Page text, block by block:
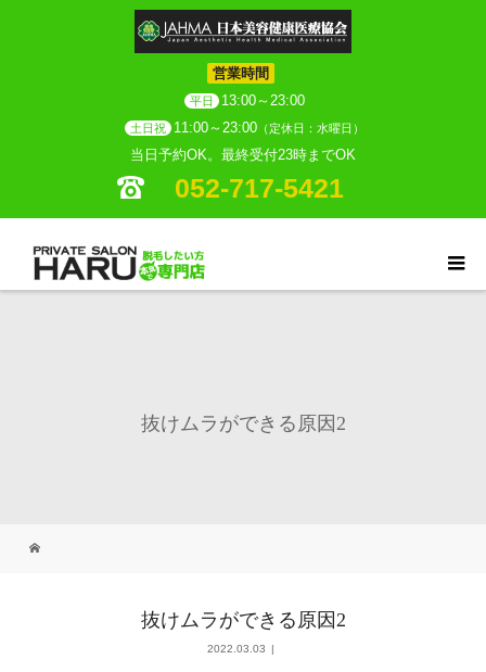
営業時間
平日 13:00～23:00
土日祝 11:00～23:00 （定休日：水曜日）
当日予約OK。最終受付23時までOK
052-717-5421
抜けムラができる原因2
抜けムラができる原因2
2022.03.03